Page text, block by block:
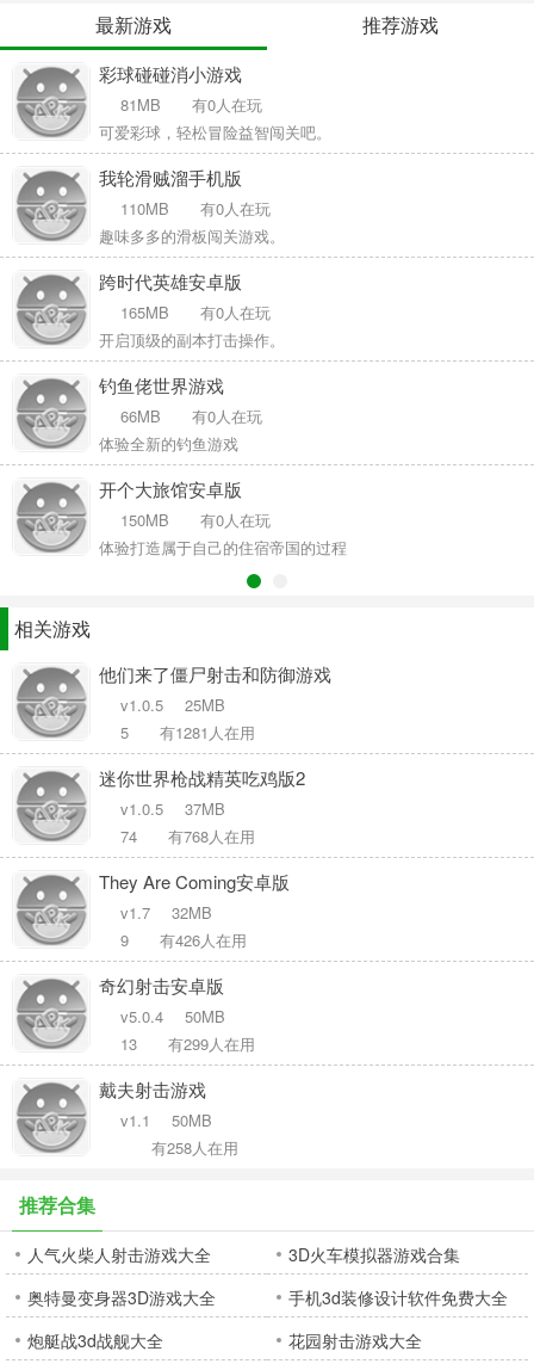
最新游戏 推荐游戏
彩球碰碰消小游戏
81MB
有0人在玩
可爱彩球，轻松冒险益智闯关吧。
我轮滑贼溜手机版
110MB
有0人在玩
趣味多多的滑板闯关游戏。
跨时代英雄安卓版
165MB
有0人在玩
开启顶级的副本打击操作。
钓鱼佬世界游戏
66MB
有0人在玩
体验全新的钓鱼游戏
开个大旅馆安卓版
150MB
有0人在玩
体验打造属于自己的住宿帝国的过程
相关游戏
他们来了僵尸射击和防御游戏
v1.0.5
25MB
5
有1281人在用
迷你世界枪战精英吃鸡版2
v1.0.5
37MB
74
有768人在用
They Are Coming安卓版
v1.7
32MB
9
有426人在用
奇幻射击安卓版
v5.0.4
50MB
13
有299人在用
戴夫射击游戏
v1.1
50MB
有258人在用
推荐合集
人气火柴人射击游戏大全
3D火车模拟器游戏合集
奥特曼变身器3D游戏大全
手机3d装修设计软件免费大全
炮艇战3d战舰大全
花园射击游戏大全